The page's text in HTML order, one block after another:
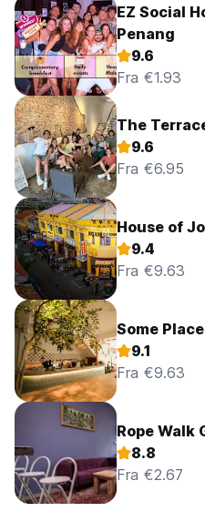
EZ Social
Penang
9.6
Fra €1.93
The
9.6
Fra €6.95
House of
9.4
Fra €9.63
Some
9.1
Fra €9.63
Rope Walk
8.8
Fra €2.67